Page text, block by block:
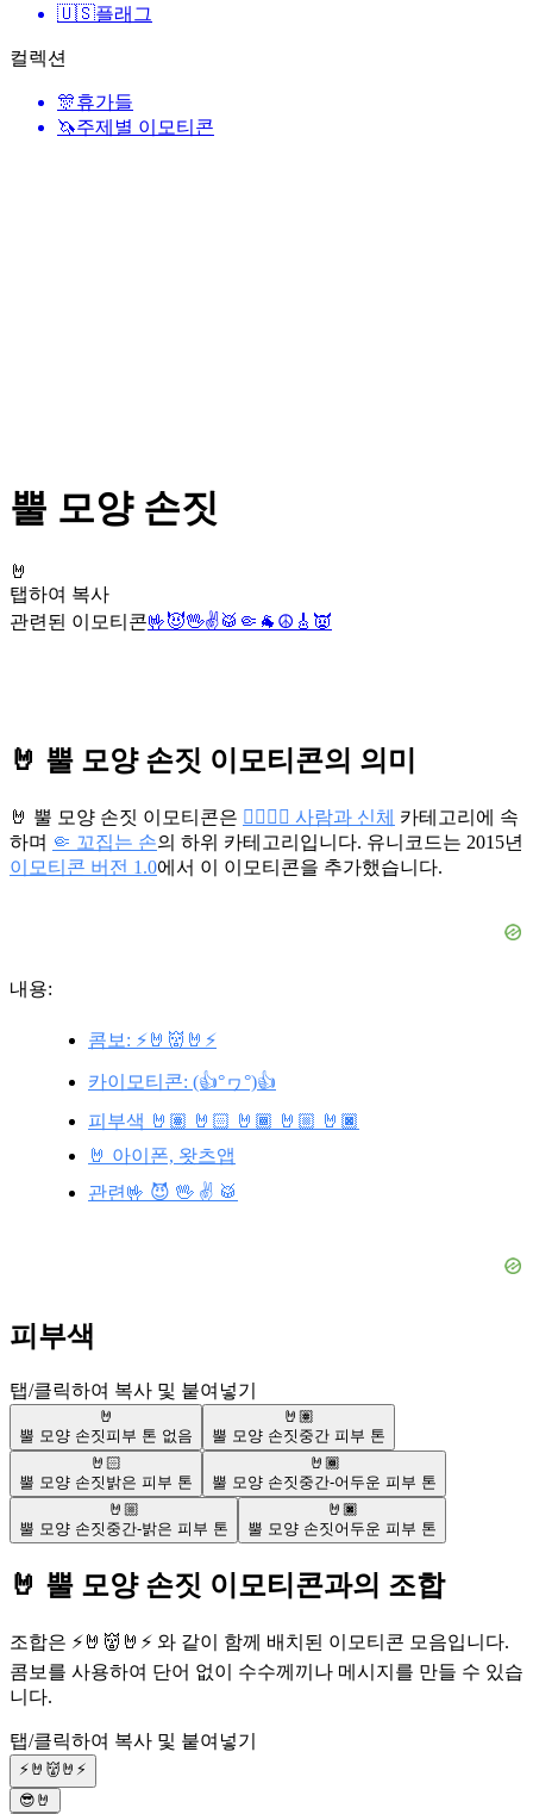
🇺🇸플래그
컬렉션
🎊휴가들
🦄주제별 이모티콘
뿔 모양 손짓
🤘
탭하여 복사
관련된 이모티콘🤟😈🖖✌️🥁 🤏 🐐 ☮️ 🎸 👿
🤘 뿔 모양 손짓 이모티콘의 의미
🤘 뿔 모양 손짓 이모티콘은 👩‍❤️‍💋‍👨 사람과 신체 카테고리에 속
하며 🤏 꼬집는 손의 하위 카테고리입니다. 유니코드는 2015년
이모티콘 버전 1.0에서 이 이모티콘을 추가했습니다.
내용:
콤보: ⚡🤘👹🤘⚡
카이모티콘: (👍°ヮ°)👍
피부색 🤘🏽 🤘🏻 🤘🏾 🤘🏼 🤘🏿
🤘 아이폰, 왓츠앱
관련🤟 😈 🖖 ✌️ 🥁
피부색
탭/클릭하여 복사 및 붙여넣기
🤘
뿔 모양 손짓피부 톤 없음
🤘🏽
뿔 모양 손짓 중간 피부 톤
🤘🏻
뿔 모양 손짓 밝은 피부 톤
🤘🏾
뿔 모양 손짓 중간-어두운 피부 톤
🤘🏼
뿔 모양 손짓 중간-밝은 피부 톤
🤘🏿
뿔 모양 손짓 어두운 피부 톤
🤘 뿔 모양 손짓 이모티콘과의 조합
조합은 ⚡🤘👹🤘⚡ 와 같이 함께 배치된 이모티콘 모음입니다.
콤보를 사용하여 단어 없이 수수께끼나 메시지를 만들 수 있습
니다.
탭/클릭하여 복사 및 붙여넣기
⚡🤘👹🤘⚡
😎🤘